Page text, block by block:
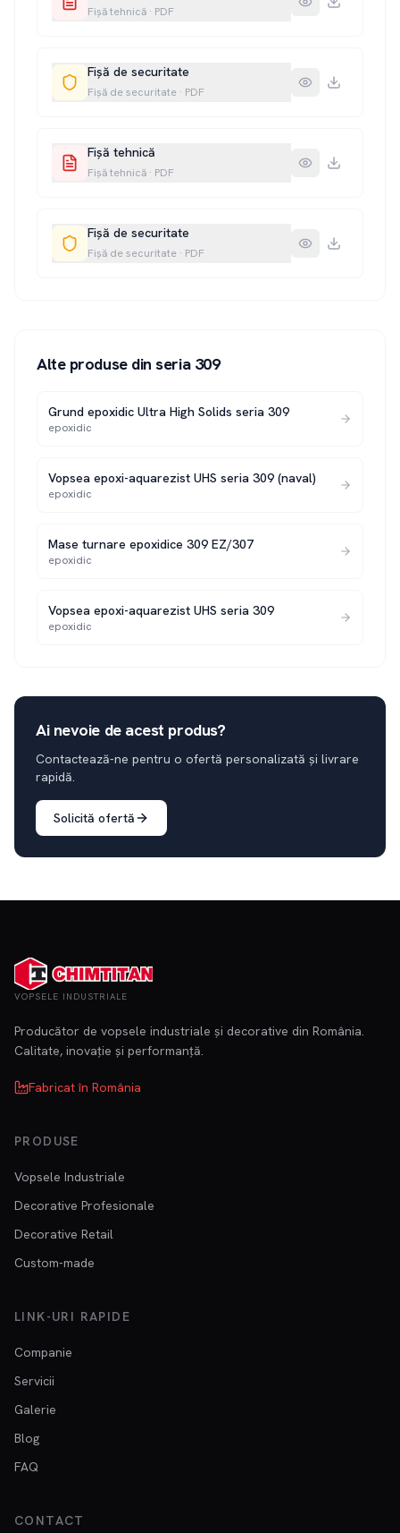
Fișă tehnică · PDF
Fișă de securitate
Fișă de securitate · PDF
Fișă tehnică
Fișă tehnică · PDF
Fișă de securitate
Fișă de securitate · PDF
Alte produse din seria 309
Grund epoxidic Ultra High Solids seria 309
epoxidic
Vopsea epoxi-aquarezist UHS seria 309 (naval)
epoxidic
Mase turnare epoxidice 309 EZ/307
epoxidic
Vopsea epoxi-aquarezist UHS seria 309
epoxidic
Ai nevoie de acest produs?
Contactează-ne pentru o ofertă personalizată și livrare
rapidă.
Solicită ofertă
VOPSELE INDUSTRIALE
Producător de vopsele industriale și decorative din România.
Calitate, inovație și performanță.
Fabricat în România
PRODUSE
Vopsele Industriale
Decorative Profesionale
Decorative Retail
Custom-made
LINK-URI RAPIDE
Companie
Servicii
Galerie
Blog
FAQ
CONTACT